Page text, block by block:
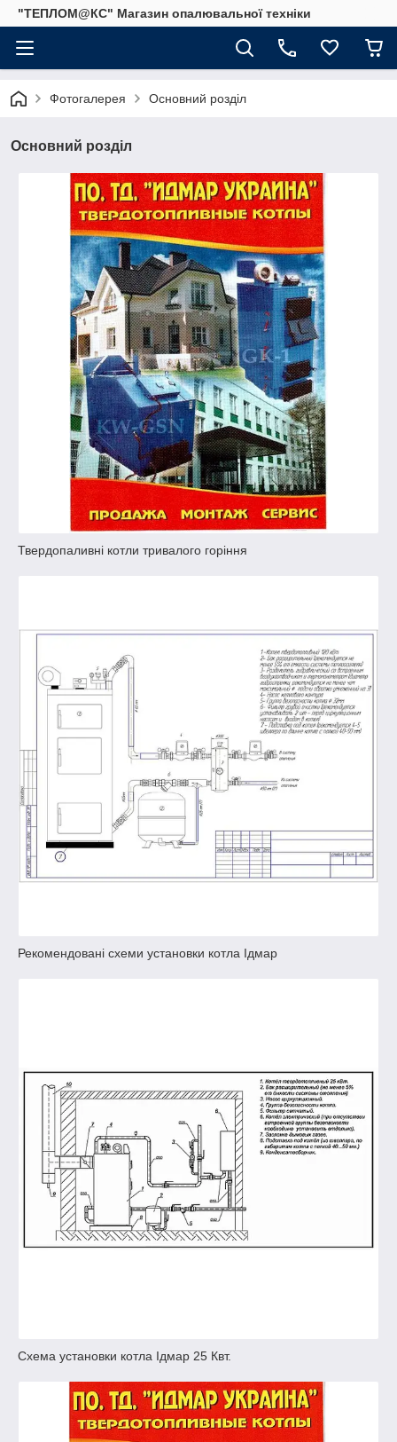
"ТЕПЛОМ@КС" Магазин опалювальної техніки
Фотогалерея Основний розділ
Основний розділ
Твердопаливні котли тривалого горіння
Рекомендовані схеми установки котла Ідмар
Схема установки котла Ідмар 25 Квт.